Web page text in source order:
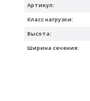
Артикул:
Ширина сечения:
Высота:
Класс нагрузки: